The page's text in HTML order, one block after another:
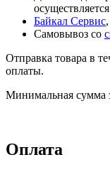
Байкал Сервис,
Самовывоз со
Отправка товара в
оплаты.
Минимальная сумма
Оплата